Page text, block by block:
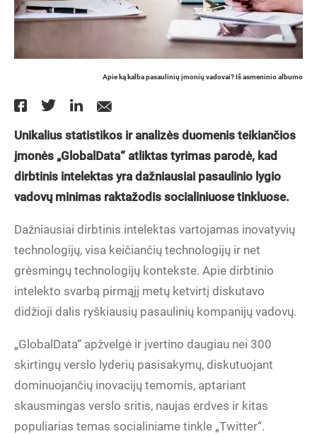
Apie ką kalba pasaulinių įmonių vadovai? Iš asmeninio albumo
Unikalius statistikos ir analizės duomenis teikiančios
įmonės „GlobalData“ atliktas tyrimas parodė, kad
dirbtinis intelektas yra dažniausiai pasaulinio lygio
vadovų minimas raktažodis socialiniuose tinkluose.
Dažniausiai dirbtinis intelektas vartojamas inovatyvių
technologijų, visa keičiančių technologijų ir net
grėsmingų technologijų kontekste. Apie dirbtinio
intelekto svarbą pirmąjį metų ketvirtį diskutavo
didžioji dalis ryškiausių pasaulinių kompanijų vadovų.
„GlobalData“ apžvelgė ir įvertino daugiau nei 300
skirtingų verslo lyderių pasisakymų, diskutuojant
dominuojančių inovacijų temomis, aptariant
skausmingas verslo sritis, naujas erdves ir kitas
populiarias temas socialiniame tinkle „Twitter“.